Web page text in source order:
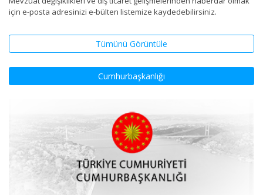
için e-posta adresinizi e-bülten listemize kaydedebilirsiniz.
Tümünü Görüntüle
Cumhurbaşkanlığı